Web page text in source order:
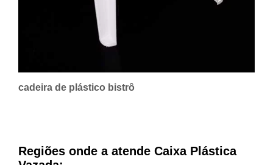
cadeira de plástico bistrô
Regiões onde a atende Caixa Plástica